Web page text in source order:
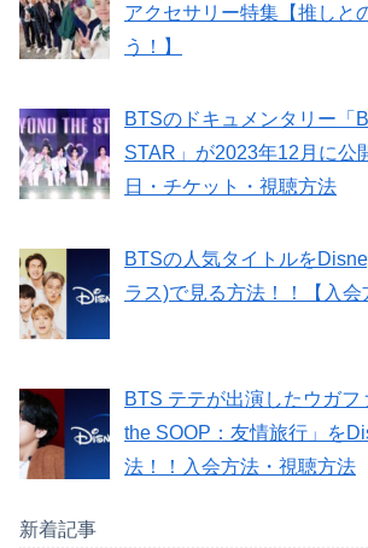
アクセサリー特集【推しと
う！】
BTSのドキュメンタリー「
STAR」が2023年12月に公
日・チケット・視聴方法
BTSの人気タイトルを
ラス)で見る方法！！【入会
BTS テテが出演したウガフ
the SOOP：友情旅行」を
法！！入会方法・視聴方法
新着記事